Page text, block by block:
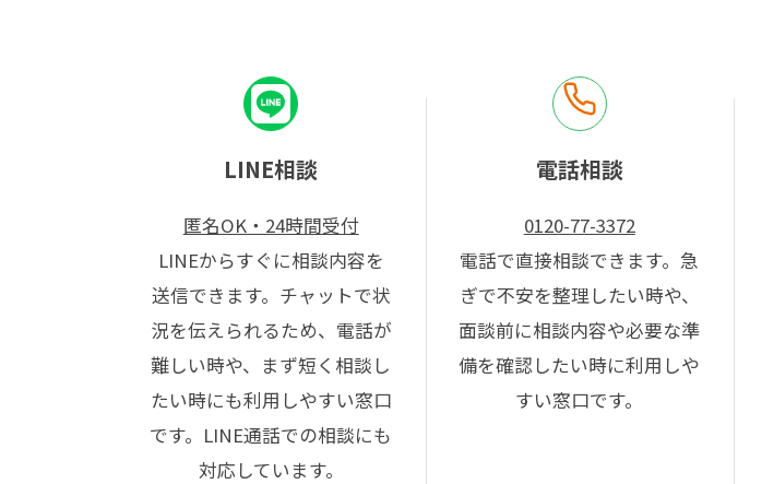
LINE相談
匿名OK・24時間受付
LINEからすぐに相談内容を
送信できます。チャットで状
況を伝えられるため、電話が
難しい時や、まず短く相談し
たい時にも利用しやすい窓口
です。LINE通話での相談にも
対応しています。
電話相談
0120-77-3372
電話で直接相談できます。急
ぎで不安を整理したい時や、
面談前に相談内容や必要な準
備を確認したい時に利用しや
すい窓口です。